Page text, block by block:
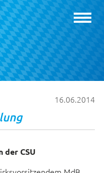
16.06.2014
der CSU